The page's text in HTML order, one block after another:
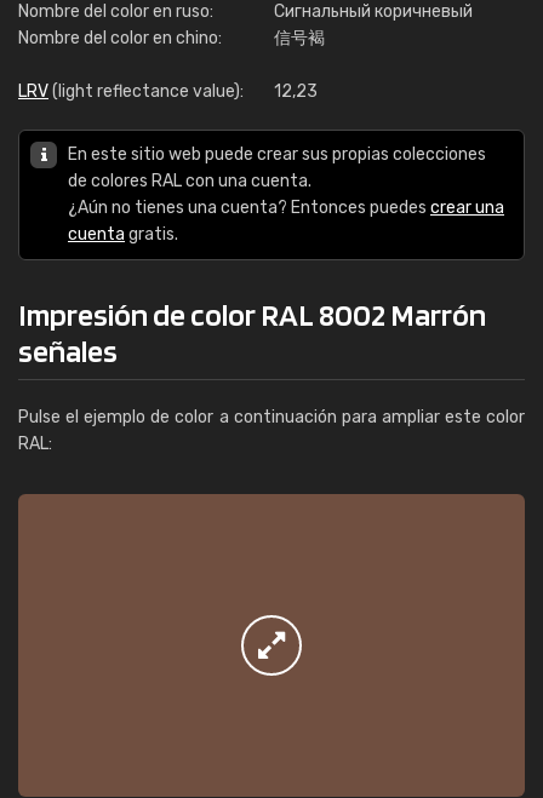
Nombre del color en ruso:
Сигнальный коричневый
Nombre del color en chino:
信号褐
LRV(light reflectance value): 12,23
En este sitio web puede crear sus propias colecciones
de colores RAL con una cuenta.
¿Aún no tienes una cuenta? Entonces puedes crear una
cuenta gratis.
Impresión de color RAL 8002 Marrón
señales
Pulse el ejemplo de color a continuación para ampliar este color
RAL: